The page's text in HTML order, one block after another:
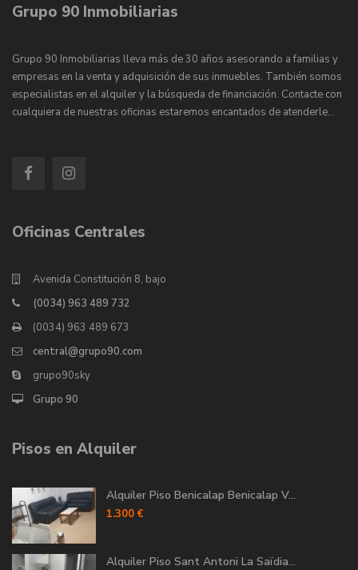
Grupo 90 Inmobiliarias
Grupo 90 Inmobiliarias lleva más de 30 años asesorando a familias y
empresas en la venta y adquisición de sus inmuebles. También somos
especialistas en el alquiler y la búsqueda de financiación. Contacte con
cualquiera de nuestras oficinas estaremos encantados de atenderle…
Oficinas Centrales
Avenida Constitución 8, bajo
(0034) 963 489 732
(0034) 963 489 673
central@grupo90.com
grupo90sky
Grupo 90
Pisos en Alquiler
Alquiler Piso Benicalap Benicalap V...
1.300 €
Alquiler Piso Sant Antoni La Saïdia...